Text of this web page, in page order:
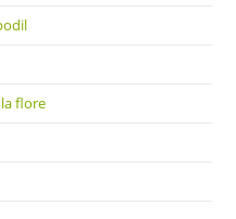
flore